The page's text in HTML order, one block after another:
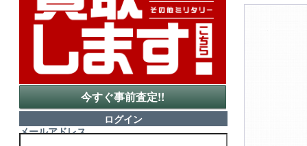
今すぐ事前査定!!
ログイン
メールアドレス